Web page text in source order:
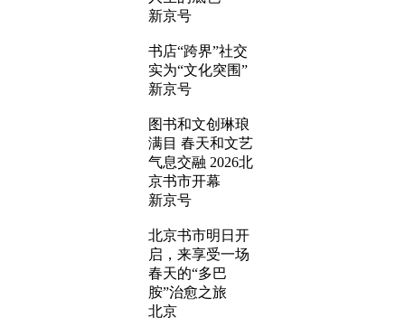
新京号
书店“跨界”社交
实为“文化突围”
新京号
图书和文创琳琅
满目 春天和文艺
气息交融 2026北
京书市开幕
新京号
北京书市明日开
启，来享受一场
春天的“多巴
胺”治愈之旅
北京